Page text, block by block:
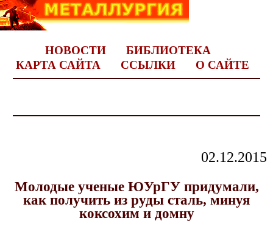
НОВОСТИ
БИБЛИОТЕКА
КАРТА САЙТА
ССЫЛКИ О САЙТЕ
02.12.2015
Молодые ученые ЮУрГУ придумали,
как получить из руды сталь, минуя
коксохим и домну